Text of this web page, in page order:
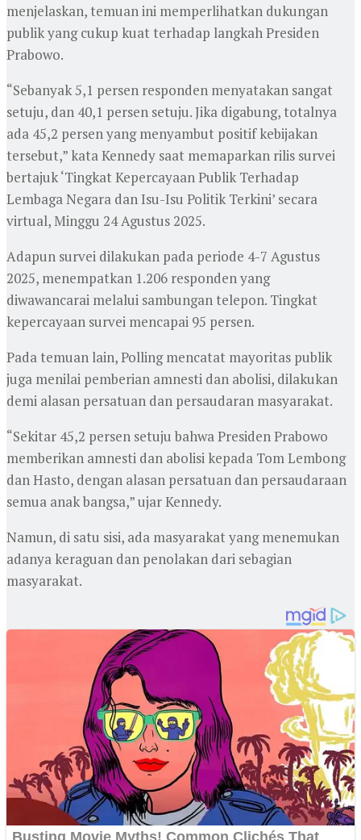
menjelaskan, temuan ini memperlihatkan dukungan
publik yang cukup kuat terhadap langkah Presiden
Prabowo.
“Sebanyak 5,1 persen responden menyatakan sangat
setuju, dan 40,1 persen setuju. Jika digabung, totalnya
ada 45,2 persen yang menyambut positif kebijakan
tersebut,” kata Kennedy saat memaparkan rilis survei
bertajuk ‘Tingkat Kepercayaan Publik Terhadap
Lembaga Negara dan Isu-Isu Politik Terkini’ secara
virtual, Minggu 24 Agustus 2025.
Adapun survei dilakukan pada periode 4-7 Agustus
2025, menempatkan 1.206 responden yang
diwawancarai melalui sambungan telepon. Tingkat
kepercayaan survei mencapai 95 persen.
Pada temuan lain, Polling mencatat mayoritas publik
juga menilai pemberian amnesti dan abolisi, dilakukan
demi alasan persatuan dan persaudaran masyarakat.
“Sekitar 45,2 persen setuju bahwa Presiden Prabowo
memberikan amnesti dan abolisi kepada Tom Lembong
dan Hasto, dengan alasan persatuan dan persaudaraan
semua anak bangsa,” ujar Kennedy.
Namun, di satu sisi, ada masyarakat yang menemukan
adanya keraguan dan penolakan dari sebagian
masyarakat.